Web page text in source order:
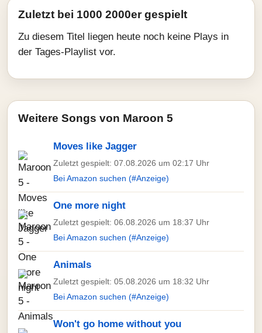
Zuletzt bei 1000 2000er gespielt
Zu diesem Titel liegen heute noch keine Plays in
der Tages-Playlist vor.
Weitere Songs von Maroon 5
Moves like Jagger
Zuletzt gespielt: 07.08.2026 um 02:17 Uhr
Bei Amazon suchen (#Anzeige)
One more night
Zuletzt gespielt: 06.08.2026 um 18:37 Uhr
Bei Amazon suchen (#Anzeige)
Animals
Zuletzt gespielt: 05.08.2026 um 18:32 Uhr
Bei Amazon suchen (#Anzeige)
Won't go home without you